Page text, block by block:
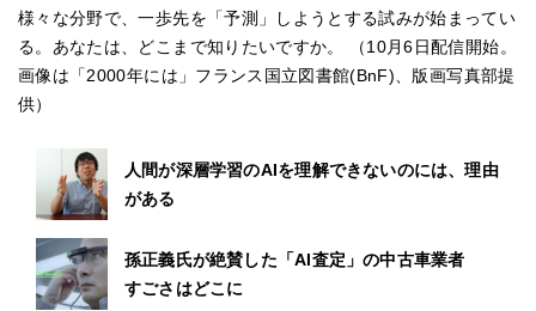
様々な分野で、一歩先を「予測」しようとする試みが始まってい
る。あなたは、どこまで知りたいですか。 （10月6日配信開始。
画像は「2000年には」フランス国立図書館(BnF)、版画写真部提
供）
人間が深層学習のAIを理解できないのには、理由
がある
孫正義氏が絶賛した「AI査定」の中古車業者
すごさはどこに